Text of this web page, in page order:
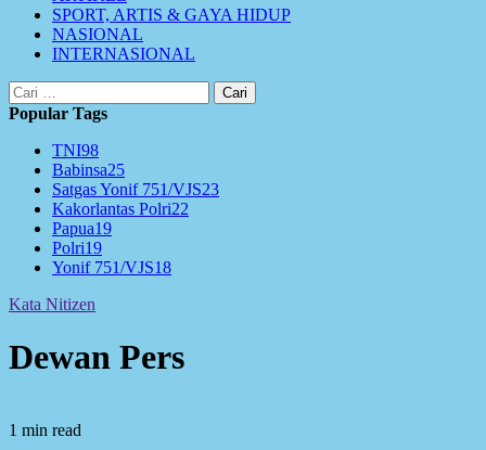
SPORT, ARTIS & GAYA HIDUP
NASIONAL
INTERNASIONAL
Cari
untuk:
Popular Tags
TNI98
Babinsa25
Satgas Yonif 751/VJS23
Kakorlantas Polri22
Papua19
Polri19
Yonif 751/VJS18
Kata Nitizen
Dewan Pers
1 min read